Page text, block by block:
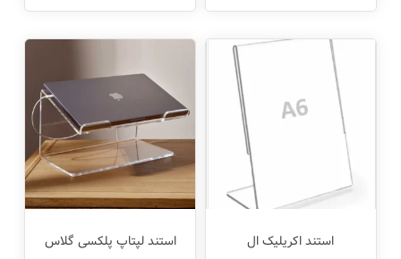
استند اکریلیک ال استند لپتاپ پلکسی گلاس